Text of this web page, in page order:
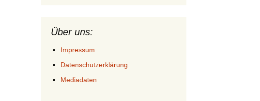
Über uns:
Impressum
Datenschutzerklärung
Mediadaten